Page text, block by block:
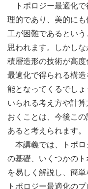
トポロジー最適化で
理的であり、美的に
工が困難であるとい
思われます。しかし
積層造形の技術が高
最適化で得られる構
能となってくるでし
いられる考え方や計
おくことは、今後こ
あると考えられます。
本講義では、トポロ
の基礎、いくつかの
を易しく解説し、簡
トポロジー最適化の